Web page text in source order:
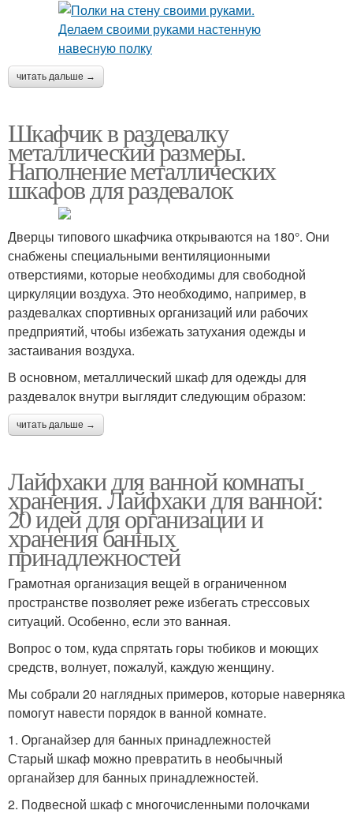
читать дальше →
Шкафчик в раздевалку
металлический размеры.
Наполнение металлических
шкафов для раздевалок
Дверцы типового шкафчика открываются на 180°. Они
снабжены специальными вентиляционными
отверстиями, которые необходимы для свободной
циркуляции воздуха. Это необходимо, например, в
раздевалках спортивных организаций или рабочих
предприятий, чтобы избежать затухания одежды и
застаивания воздуха.
В основном, металлический шкаф для одежды для
раздевалок внутри выглядит следующим образом:
читать дальше →
Лайфхаки для ванной комнаты
хранения. Лайфхаки для ванной:
20 идей для организации и
хранения банных
принадлежностей
Грамотная организация вещей в ограниченном
пространстве позволяет реже избегать стрессовых
ситуаций. Особенно, если это ванная.
Вопрос о том, куда спрятать горы тюбиков и моющих
средств, волнует, пожалуй, каждую женщину.
Мы собрали 20 наглядных примеров, которые наверняка
помогут навести порядок в ванной комнате.
1. Органайзер для банных принадлежностей
Старый шкаф можно превратить в необычный
органайзер для банных принадлежностей.
2. Подвесной шкаф с многочисленными полочками